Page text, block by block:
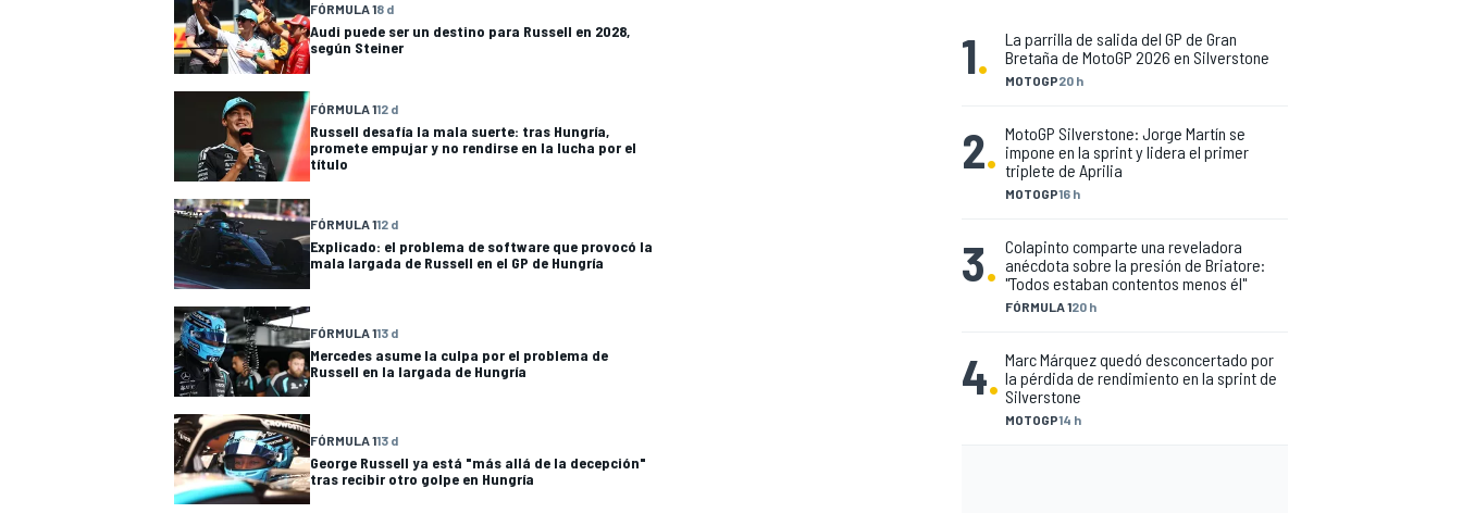
FÓRMULA E
WRC
FÓRMULA 18 d
Audi puede ser un destino para Russell en 2028,
según Steiner
FÓRMULA 112 d
Russell desafía la mala suerte: tras Hungría,
promete empujar y no rendirse en la lucha por el
título
FÓRMULA 112 d
Explicado: el problema de software que provocó la
mala largada de Russell en el GP de Hungría
FÓRMULA 113 d
Mercedes asume la culpa por el problema de
Russell en la largada de Hungría
FÓRMULA 113 d
George Russell ya está "más allá de la decepción"
tras recibir otro golpe en Hungría
1. MOTOGP20 h
La parrilla de salida del GP de Gran
Bretaña de MotoGP 2026 en Silverstone
2.
MOTOGP16 h
MotoGP Silverstone: Jorge Martín se
impone en la sprint y lidera el primer
triplete de Aprilia
3.
FÓRMULA 120 h
Colapinto comparte una reveladora
anécdota sobre la presión de Briatore:
"Todos estaban contentos menos él"
4.
MOTOGP14 h
Marc Márquez quedó desconcertado por
la pérdida de rendimiento en la sprint de
Silverstone